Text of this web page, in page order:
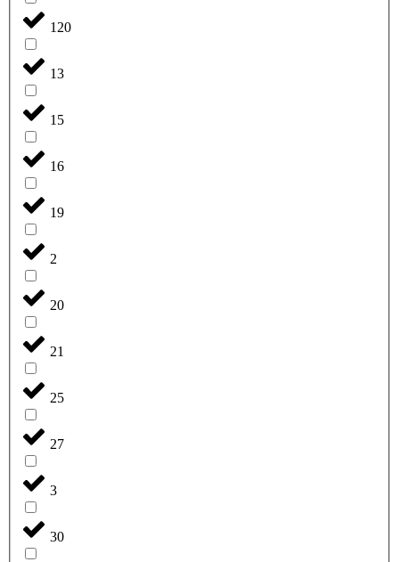
120
13
15
16
19
2
20
21
25
27
3
30